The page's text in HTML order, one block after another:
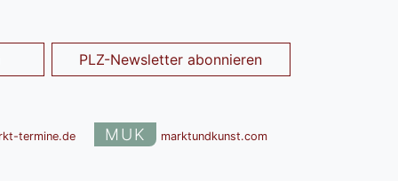
PLZ-Newsletter abonnieren
termine.de MUK marktundkunst.com